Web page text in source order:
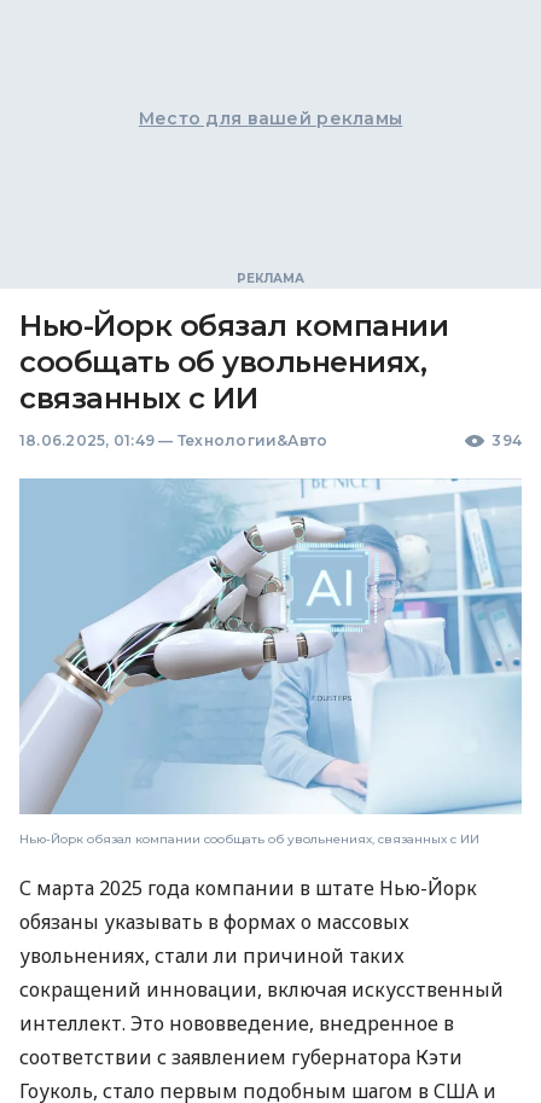
Место для вашей рекламы
Нью-Йорк обязал компании
сообщать об увольнениях,
связанных с ИИ
18.06.2025, 01:49 — Технологии&Авто 394
Нью-Йорк обязал компании сообщать об увольнениях, связанных с ИИ
С марта 2025 года компании в штате Нью-Йорк
обязаны указывать в формах о массовых
увольнениях, стали ли причиной таких
сокращений инновации, включая искусственный
интеллект. Это нововведение, внедренное в
соответствии с заявлением губернатора Кэти
Гоуколь, стало первым подобным шагом в США и